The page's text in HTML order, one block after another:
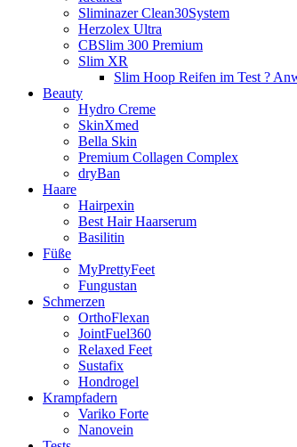
Sliminazer Clean30System
Herzolex Ultra
CBSlim 300 Premium
Slim XR
Slim Hoop Reifen im Test ?
Beauty
Hydro Creme
SkinXmed
Bella Skin
Premium Collagen Complex
dryBan
Haare
Hairpexin
Best Hair Haarserum
Basilitin
Füße
MyPrettyFeet
Fungustan
Schmerzen
OrthoFlexan
JointFuel360
Relaxed Feet
Sustafix
Hondrogel
Krampfadern
Variko Forte
Nanovein